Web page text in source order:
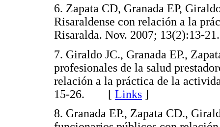
6. Zapata CD, Granada EP,
Risaraldense con relación a la
Risaralda. Nov. 2007;
7. Giraldo JC., Granada EP.,
profesionales de la salud
relación a la práctica de la
15-26. [ Links ]
8. Granada EP., Zapata CD.,